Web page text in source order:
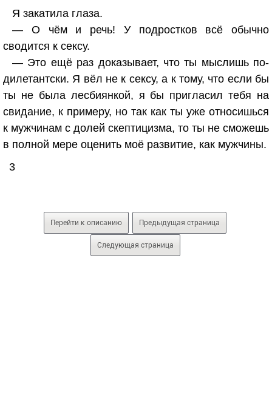
Я закатила глаза.
— О чём и речь! У подростков всё обычно
сводится к сексу.
— Это ещё раз доказывает, что ты мыслишь по-
дилетантски. Я вёл не к сексу, а к тому, что если бы
ты не была лесбиянкой, я бы пригласил тебя на
свидание, к примеру, но так как ты уже относишься
к мужчинам с долей скептицизма, то ты не сможешь
в полной мере оценить моё развитие, как мужчины.
3
Перейти к описанию Предыдущая страница
Следующая страница